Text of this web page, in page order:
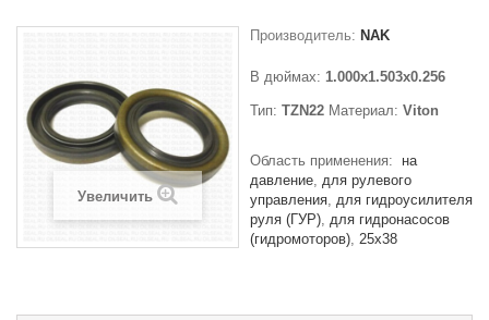
Увеличить
Производитель: NAK
В дюймах: 1.000x1.503x0.256
Тип: TZN22 Материал: Viton
Область применения:
на
давление для рулевого
управления для гидроусилителя
руля (ГУР) для гидронасосов
(гидромоторов) 25x38